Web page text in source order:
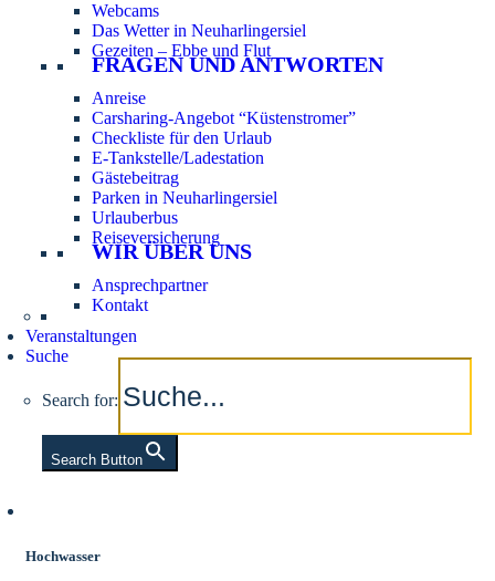
Webcams
Das Wetter in Neuharlingersiel
Gezeiten – Ebbe und Flut
FRAGEN UND ANTWORTEN
Anreise
Carsharing-Angebot “Küstenstromer”
Checkliste für den Urlaub
E-Tankstelle/Ladestation
Gästebeitrag
Parken in Neuharlingersiel
Urlauberbus
Reiseversicherung
WIR ÜBER UNS
Ansprechpartner
Kontakt
Veranstaltungen
Suche
Search for:
Search Button
Hochwasser